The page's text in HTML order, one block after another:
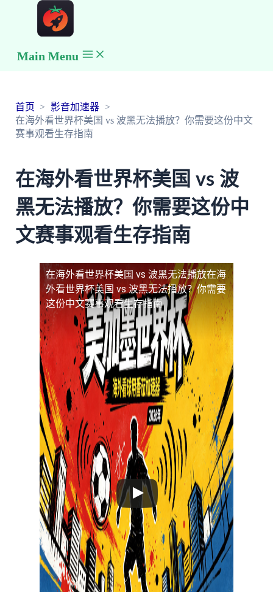
Main Menu
首页
影音加速器
在海外看世界杯美国 vs 波黑无法播放？你需要这份中文
赛事观看生存指南
在海外看世界杯美国 vs 波
黑无法播放？你需要这份中
文赛事观看生存指南
在海外看世界杯美国 vs 波黑无法播放在海
外看世界杯美国 vs 波黑无法播放？你需要
这份中文赛事观看生存指南